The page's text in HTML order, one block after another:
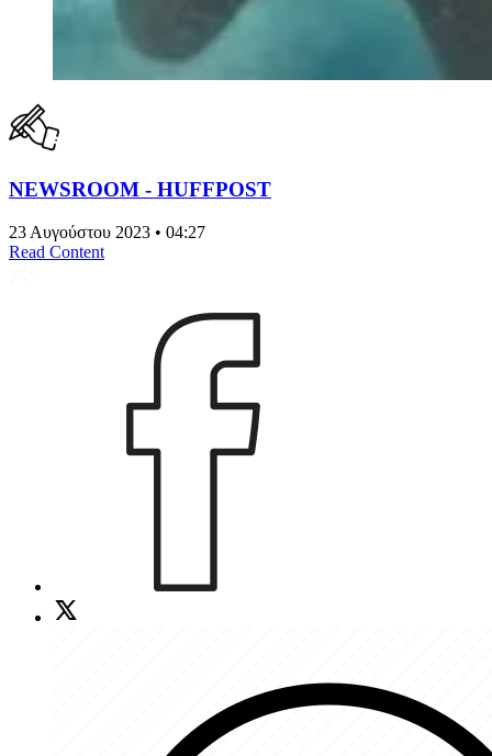
NEWSROOM - HUFFPOST
23 Αυγούστου 2023 • 04:27
Read Content